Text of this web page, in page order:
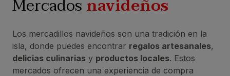
Mercadosnavideños
Los mercadillos navideños son una tradición en la
isla, donde puedes encontrar regalos artesanales,
delicias culinarias y productos locales. Estos
mercados ofrecen una experiencia de compra